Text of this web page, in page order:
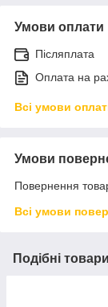
Умови оплати
Післяплата
Оплата на
Всі умови
Умови
Повернення
Всі умови
Подібні